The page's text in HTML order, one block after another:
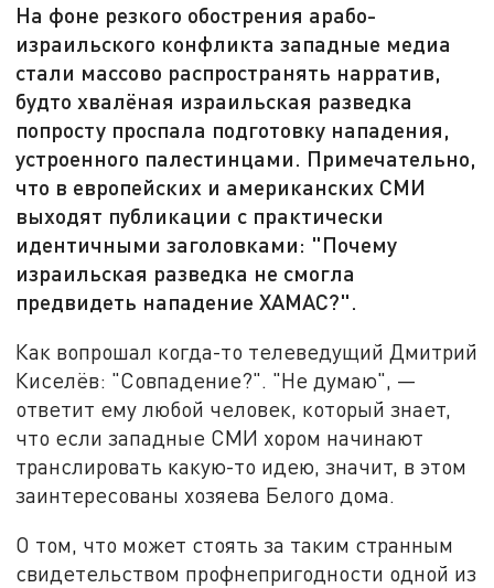
На фоне резкого обострения арабо-
израильского конфликта западные медиа
стали массово распространять нарратив,
будто хвалёная израильская разведка
попросту проспала подготовку нападения,
устроенного палестинцами. Примечательно,
что в европейских и американских СМИ
выходят публикации с практически
идентичными заголовками: "Почему
израильская разведка не смогла
предвидеть нападение ХАМАС?".
Как вопрошал когда-то телеведущий Дмитрий
Киселёв: "Совпадение?". "Не думаю", —
ответит ему любой человек, который знает,
что если западные СМИ хором начинают
транслировать какую-то идею, значит, в этом
заинтересованы хозяева Белого дома.
О том, что может стоять за таким странным
свидетельством профнепригодности одной из